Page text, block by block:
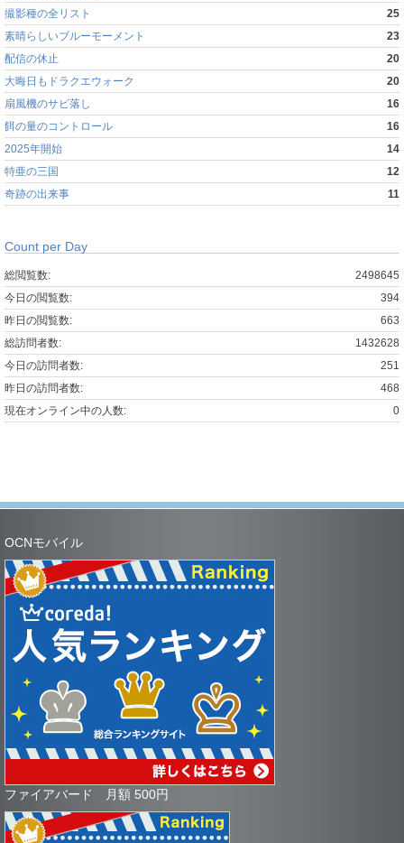
撮影種の全リスト
25
素晴らしいブルーモーメント
23
配信の休止
20
大晦日もドラクエウォーク
20
扇風機のサビ落し
16
餌の量のコントロール
16
2025年開始
14
特亜の三国
12
奇跡の出来事
11
Count per Day
2498645
総閲覧数:
394
今日の閲覧数:
663
昨日の閲覧数:
1432628
総訪問者数:
251
今日の訪問者数:
468
昨日の訪問者数:
0
現在オンライン中の人数:
OCNモバイル
ファイアバード 月額 500円